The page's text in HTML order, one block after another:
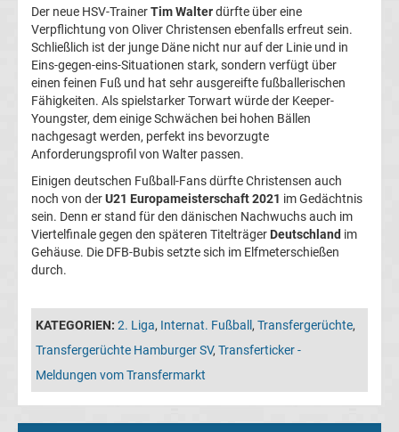
Alemannia
Aachen
Transfergerüchte
Arminia
Bielefeld
Transfergerüchte
Leverkusen
Transfergerüchte
Der neue HSV-TrainerTim Walterdürfte über eine
Verpflichtung von Oliver Christensen ebenfalls erfreut sein.
Schließlich ist der junge Däne nicht nur auf der Linie und in
Eins-gegen-eins-Situationen stark, sondern verfügt über
einen feinen Fuß und hat sehr ausgereifte fußballerischen
Fähigkeiten. Als spielstarker Torwart würde der Keeper-
Youngster, dem einige Schwächen bei hohen Bällen
nachgesagt werden, perfekt ins bevorzugte
Anforderungsprofil von Walter passen.
Einigen deutschen Fußball-Fans dürfte Christensen auch
noch von derU21 Europameisterschaft 2021 im Gedächtnis
sein. Denn er stand für den dänischen Nachwuchs auch im
Viertelfinale gegen den späteren Titelträger Deutschland im
Gehäuse. Die DFB-Bubis setzte sich im Elfmeterschießen
durch.
KATEGORIEN: 2. Liga, Internat. Fußball, Transfergerüchte,
Transfergerüchte Hamburger SV, Transferticker -
Meldungen vom Transfermarkt